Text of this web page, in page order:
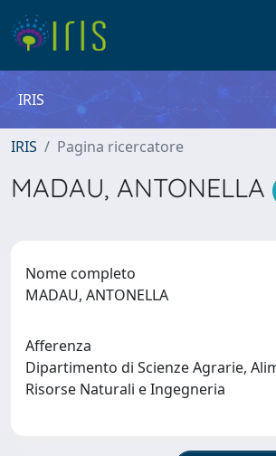
IRIS
IRIS Pagina ricercatore
MADAU, ANTONELLA
Nome completo
MADAU, ANTONELLA
Afferenza
Dipartimento di Scienze Agrarie,
Risorse Naturali e Ingegneria